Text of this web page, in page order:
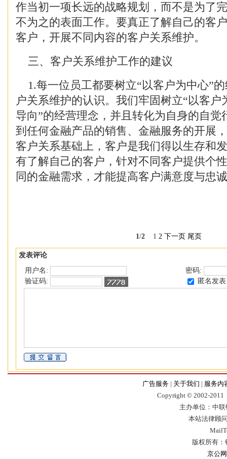
作当初一项长远的战略规划，而不是为了
不为之的表面工作。要真正了解自己的客
客户，开展不同内容的客户关系维护。
三、客户关系维护工作的建议
1.每一位员工都要树立“以客户为中心”
户关系维护的认识。我们牢固树立“以客户
导向”的经营理念，并且转化为自身的自觉
到任何金融产品的销售、金融服务的开展
客户关系基础上，客户是我们得以生存和
有了解自己的客户，针对不同客户提供个
同的金融需求，才能提高客户满意度与忠
1/2 1 2 下一页 尾页
发表评论
用户名:
密码:
验证码:
匿名发表
广告服务 | 关于我们 | 服务内
Copyright © 2002-2011
主办单位：中
本站法律顾
版权所有
京公